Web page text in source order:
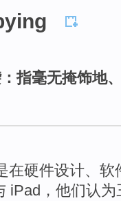
指毫无掩饰地
在硬件设计、
iPad，他们认为